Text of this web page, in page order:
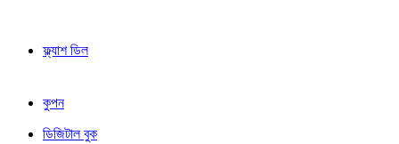
ফ্ল্যাশ ডিল
কুপন
ডিজিটাল বুক